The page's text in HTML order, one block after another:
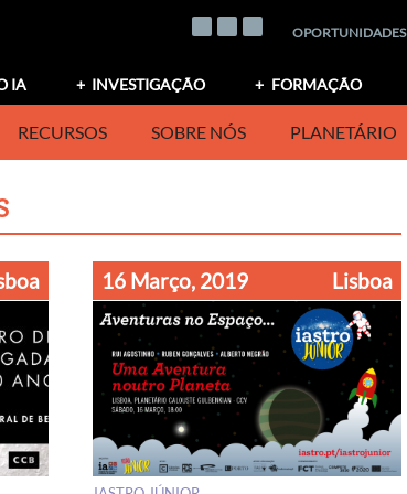
OPORTUNIDADES
IA INVESTIGAÇÃO FORMAÇÃO
RECURSOS SOBRE NÓS PLANETÁRIO
16 Março, 2019 Lisboa